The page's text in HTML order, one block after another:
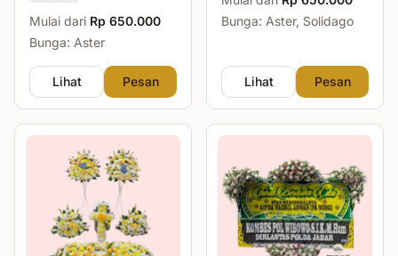
Mulai dari Rp 650.000
Bunga: Aster
Lihat Pesan
Bunga: Aster, Solidago
Lihat Pesan